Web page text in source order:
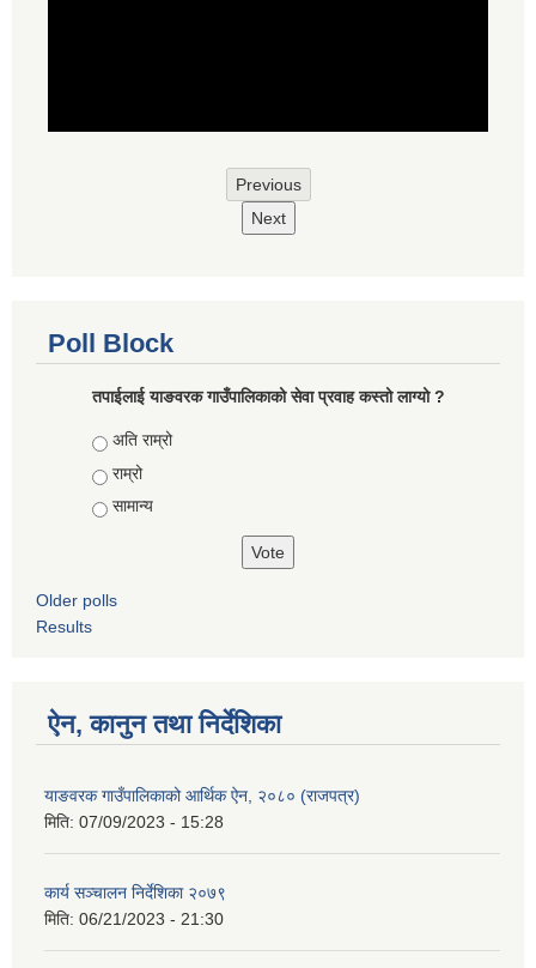
Previous
Next
Poll Block
तपाईलाई याङवरक गाउँपालिकाको सेवा प्रवाह कस्तो लाग्यो ?
Choices
अति राम्रो
राम्रो
सामान्य
Older polls
Results
ऐन, कानुन तथा निर्देशिका
याङवरक गाउँपालिकाको आर्थिक ऐन, २०८० (राजपत्र)
मिति: 07/09/2023 - 15:28
कार्य सञ्चालन निर्देशिका २०७९
मिति: 06/21/2023 - 21:30